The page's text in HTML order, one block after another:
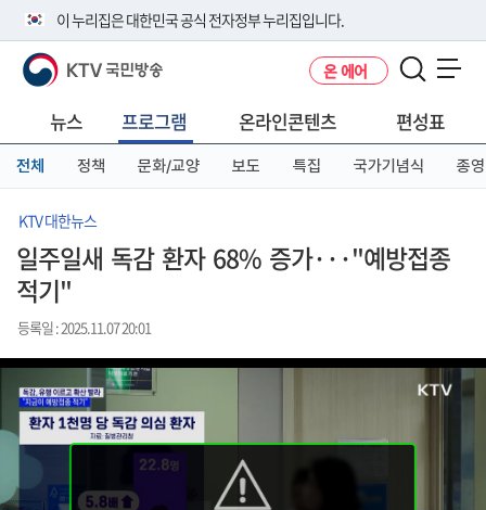
이 누리집은 대한민국 공식 전자정부 누리집입니다.
공식 누리집 주소 확인하기
니다.
이밖에 or.kr 또는 .kr등 다른 도메인 주소를 사용하고 있다면 아래 URL에
서 도메인 주소를 확인해 보세요
KTV 국민방송 온 에어
뉴스 프로그램 온라인콘텐츠 편성표
전체 정책 문화/교양 보도 특집 국가기념식 종영
KTV 대한뉴스
일주일새 독감 환자 68% 증가···"예방접종
적기"
등록일 : 2025.11.07 20:01